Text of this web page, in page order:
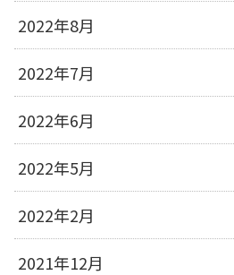
2022年8月
2022年7月
2022年6月
2022年5月
2022年2月
2021年12月